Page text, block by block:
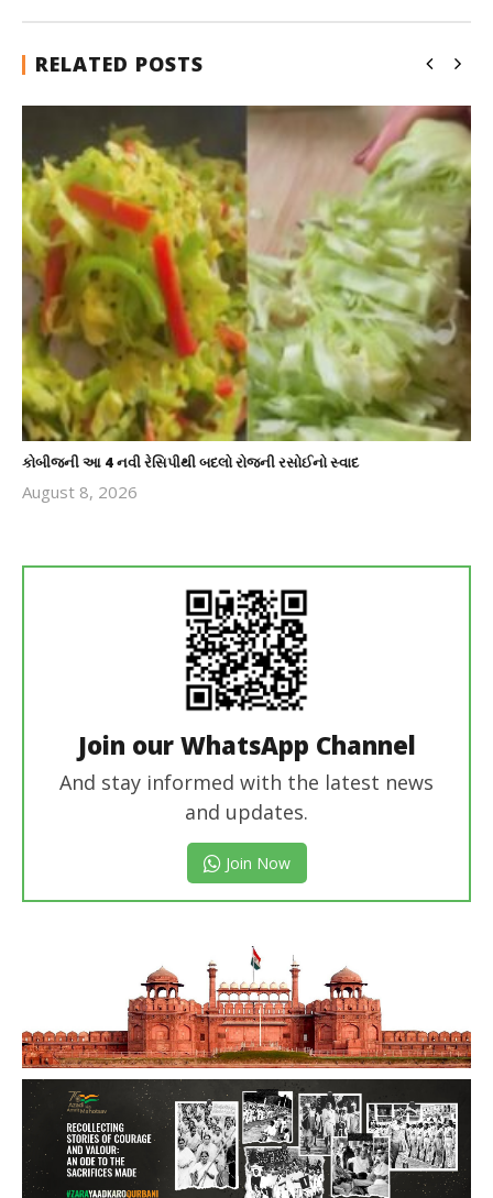
RELATED POSTS
કોબીજની આ 4 નવી રેસિપીથી બદલો રોજની રસોઈનો સ્વાદ
August 8, 2026
Join our WhatsApp Channel
And stay informed with the latest news
and updates.
Join Now